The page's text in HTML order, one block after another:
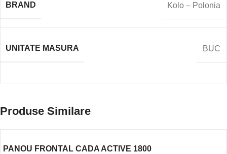
BRAND Kolo – Polonia
UNITATE MASURA BUC
Produse Similare
PANOU FRONTAL CADA ACTIVE 1800